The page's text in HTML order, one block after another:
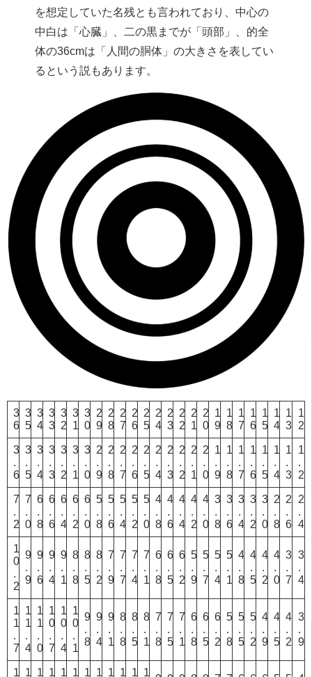
を想定していた名残とも言われており、中心の
中白は「心臓」、二の黒までが「頭部」、的全
体の36cmは「人間の胴体」の大きさを表してい
るという説もあります。
3
6
3
5
3
4
3
3
3
2
3
1
3
0
2
9
2
8
2
7
2
6
2
5
2
4
2
3
2
2
2
1
2
0
1
9
1
8
1
7
1
6
1
5
1
4
1
3
1
2
3
.
6
3
.
5
3
.
4
3
.
3
3
.
2
3
.
1
3
.
0
2
.
9
2
.
8
2
.
7
2
.
6
2
.
5
2
.
4
2
.
3
2
.
2
2
.
1
2
.
0
1
.
9
1
.
8
1
.
7
1
.
6
1
.
5
1
.
4
1
.
3
1
.
2
7
.
2
7
.
0
6
.
8
6
.
6
6
.
4
6
.
2
6
.
0
5
.
8
5
.
6
5
.
4
5
.
2
5
.
0
4
.
8
4
.
6
4
.
4
4
.
2
4
.
0
3
.
8
3
.
6
3
.
4
3
.
2
3
.
0
2
.
8
2
.
6
2
.
4
1
0
.
2
9
.
9
9
.
6
9
.
4
9
.
1
8
.
8
8
.
5
8
.
2
7
.
9
7
.
7
7
.
4
7
.
1
6
.
8
6
.
5
6
.
2
5
.
9
5
.
7
5
.
4
5
.
1
4
.
8
4
.
5
4
.
2
4
.
0
3
.
7
3
.
4
1
1
.
7
1
1
.
4
1
1
.
0
1
0
.
7
1
0
.
4
1
0
.
1
9
.
8
9
.
4
9
.
1
8
.
8
8
.
5
8
.
1
7
.
8
7
.
5
7
.
1
6
.
8
6
.
5
6
.
2
5
.
8
5
.
5
5
.
2
4
.
9
4
.
5
4
.
2
3
.
9
1 1 1 1 1 1 1 1 1 1 1 1